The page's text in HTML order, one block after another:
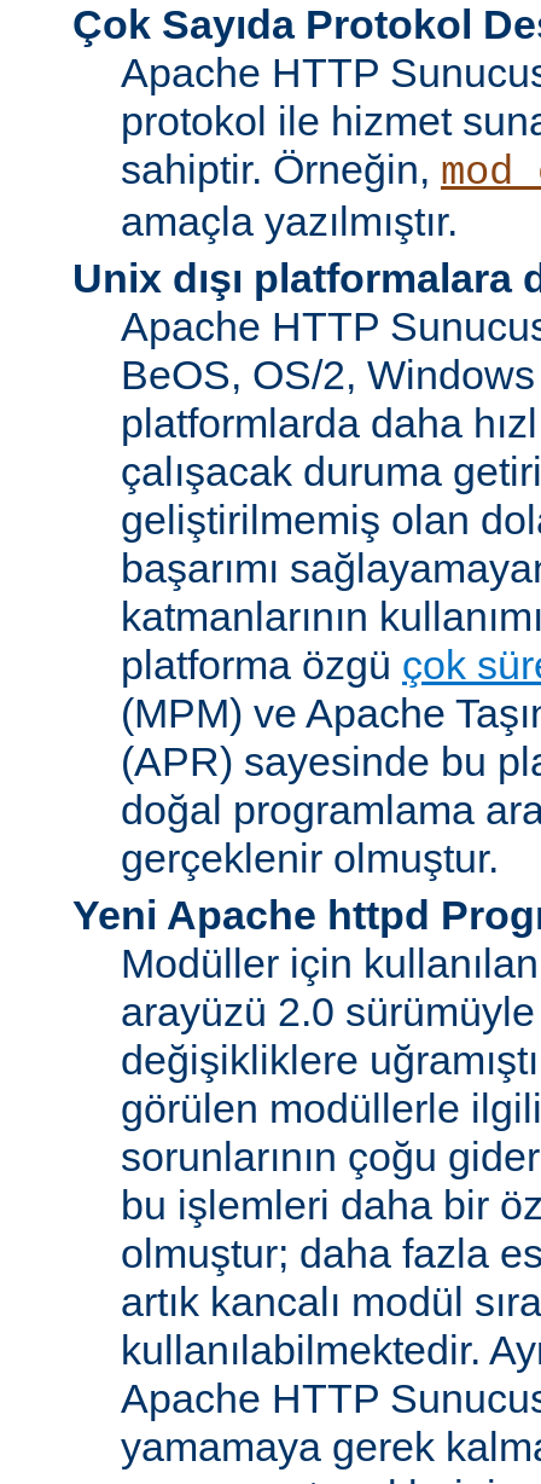
Çok Sayıda Protokol
Apache HTTP
protokol ile hizmet
sahiptir. Örneğin,
amaçla yazılmıştır.
Unix dışı platformalara
Apache HTTP
BeOS, OS/2,
platformlarda daha
çalışacak duruma
geliştirilmemiş olan
başarımı
katmanlarının
platforma özgü çok
(MPM) ve Apache
(APR) sayesinde bu
doğal programlama
gerçeklenir olmuştur.
Yeni Apache httpd
Modüller için
arayüzü 2.0
değişikliklere
görülen modüllerle
sorunlarının çoğu
bu işlemleri daha bir
olmuştur; daha fazla
artık kancalı modül
kullanılabilmektedir.
Apache HTTP
yamamaya gerek